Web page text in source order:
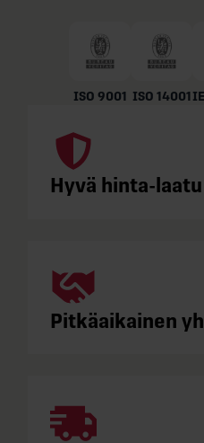
ISO 9001 ISO 14001
Hyvä hinta-laatu
Pitkäaikainen